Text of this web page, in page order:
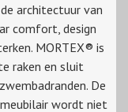
architectuur van
comfort, design
MORTEX® is
raken en sluit
De
wordt niet